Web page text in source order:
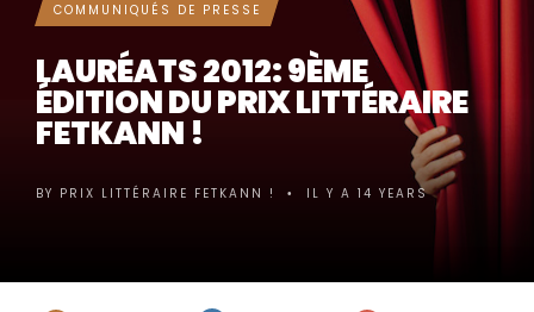
COMMUNIQUÉS DE PRESSE
LAURÉATS 2012: 9ÈME
ÉDITION DU PRIX LITTÉRAIRE
FETKANN !
BY PRIX LITTÉRAIRE FETKANN ! • IL Y A 14 YEARS